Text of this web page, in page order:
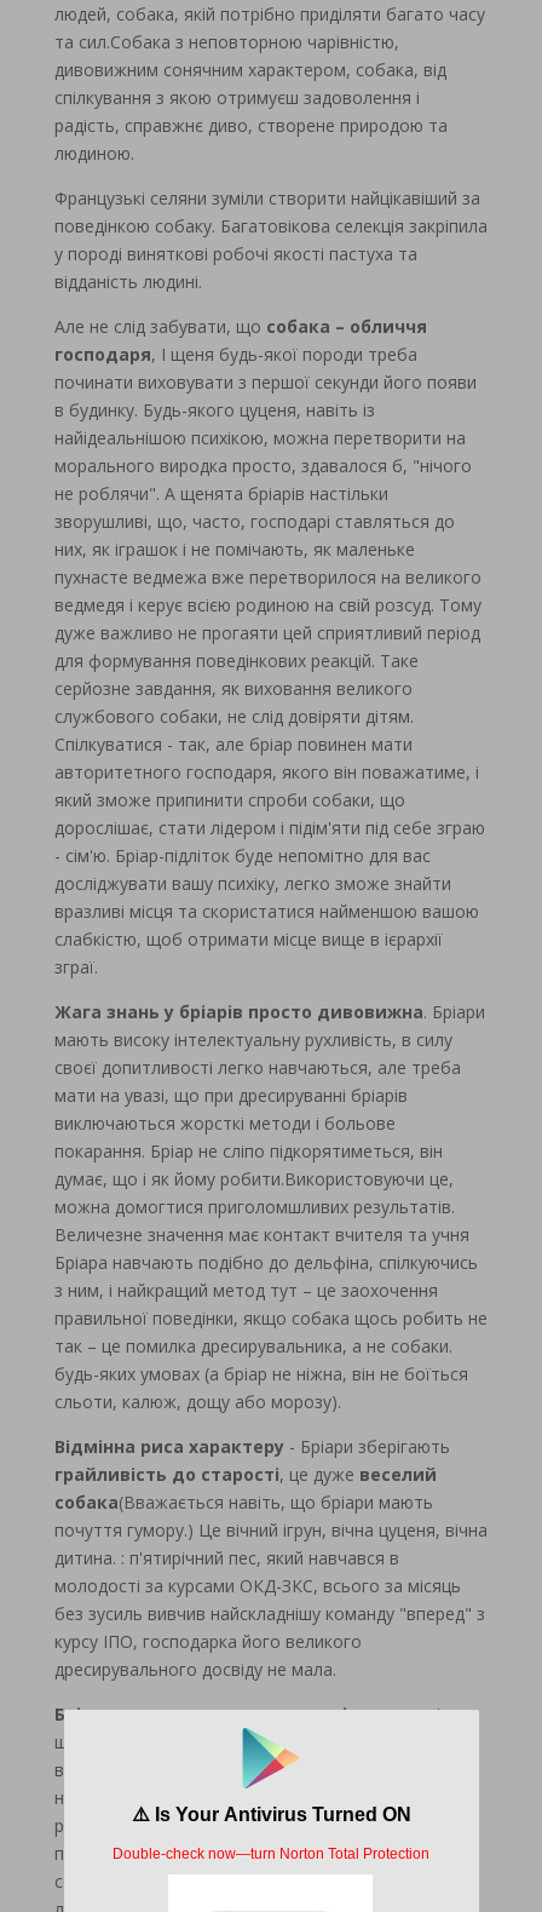
людей, собака, якій потрібно приділяти багато часу
та сил.Собака з неповторною чарівністю,
дивовижним сонячним характером, собака, від
спілкування з якою отримуєш задоволення і
радість, справжнє диво, створене природою та
людиною.
Французькі селяни зуміли створити найцікавіший за
поведінкою собаку. Багатовікова селекція закріпила
у породі виняткові робочі якості пастуха та
відданість людині.
Але не слід забувати, що собака – обличчя
господаря, І щеня будь-якої породи треба
починати виховувати з першої секунди його появи
в будинку. Будь-якого цуценя, навіть із
найідеальнішою психікою, можна перетворити на
морального виродка просто, здавалося б, "нічого
не роблячи". А щенята бріарів настільки
зворушливі, що, часто, господарі ставляться до
них, як іграшок і не помічають, як маленьке
пухнасте ведмежа вже перетворилося на великого
ведмедя і керує всією родиною на свій розсуд. Тому
дуже важливо не прогаяти цей сприятливий період
для формування поведінкових реакцій. Таке
серйозне завдання, як виховання великого
службового собаки, не слід довіряти дітям.
Спілкуватися - так, але бріар повинен мати
авторитетного господаря, якого він поважатиме, і
який зможе припинити спроби собаки, що
дорослішає, стати лідером і підім'яти під себе зграю
- сім'ю. Бріар-підліток буде непомітно для вас
досліджувати вашу психіку, легко зможе знайти
вразливі місця та скористатися найменшою вашою
слабкістю, щоб отримати місце вище в ієрархії
зграї.
Жага знань у бріарів просто дивовижна. Бріари
мають високу інтелектуальну рухливість, в силу
своєї допитливості легко навчаються, але треба
мати на увазі, що при дресируванні бріарів
виключаються жорсткі методи і больове
покарання. Бріар не сліпо підкорятиметься, він
думає, що і як йому робити.Використовуючи це,
можна домогтися приголомшливих результатів.
Величезне значення має контакт вчителя та учня
Бріара навчають подібно до дельфіна, спілкуючись
з ним, і найкращий метод тут – це заохочення
правильної поведінки, якщо собака щось робить не
так – це помилка дресирувальника, а не собаки.
будь-яких умовах (а бріар не ніжна, він не боїться
сльоти, калюж, дощу або морозу).
Відмінна риса характеру- Бріари зберігають
грайливість до старості, це дуже веселий
собака(Вважається навіть, що бріари мають
почуття гумору.) Це вічний ігрун, вічна цуценя, вічна
дитина. : п'ятирічний пес, який навчався в
молодості за курсами ОКД-ЗКС, всього за місяць
без зусиль вивчив найскладнішу команду "вперед" з
курсу ІПО, господарка його великого
дресирувального досвіду не мала.
Бріари не виносять диванного існуванняі
швидко втрачають інтерес до життя при
відсутності регулярних емоційних і фізичних
навантажень, незважаючи на їхню декоративність.
роботи для голови і м'язів собака може
перетворитися на нещасне озлоблене тварина.Це
собака-компаньйон, і вона не може існувати без